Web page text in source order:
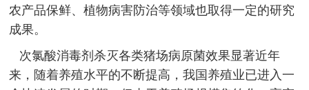
农产品保鲜、植物病害防治等领域也取得一定的研究
成果。
次氯酸消毒剂杀灭各类猪场病原菌效果显著近年
来，随着养殖水平的不断提高，我国养殖业已进入一